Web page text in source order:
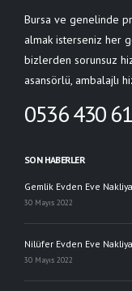
Bursa ve genelinde
almak isterseniz her
bizlerden sorunsuz
asansörlü, ambalajlı
0536 430
SON HABERLER
Gemlik Evden Eve
30 Mayıs 2022
Nilüfer Evden Eve
30 Mayıs 2022